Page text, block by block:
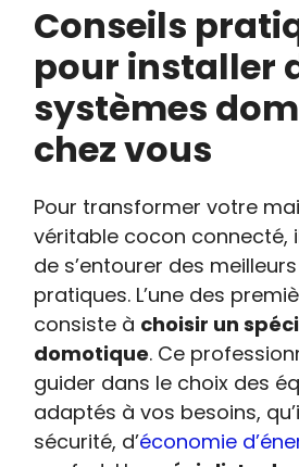
Conseils
pour installer
systèmes
chez vous
Pour transformer votre
véritable cocon connecté,
de s’entourer des
pratiques. L’une des
consiste à choisir un
domotique. Ce
guider dans le choix des
adaptés à vos besoins,
sécurité, d’économie